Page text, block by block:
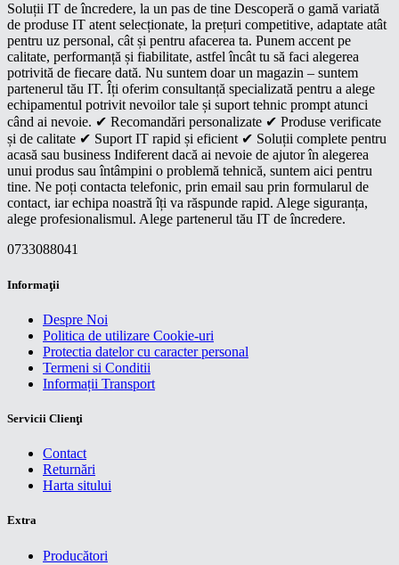
Soluții IT de încredere, la un pas de tine Descoperă o gamă variată
de produse IT atent selecționate, la prețuri competitive, adaptate atât
pentru uz personal, cât și pentru afacerea ta. Punem accent pe
calitate, performanță și fiabilitate, astfel încât tu să faci alegerea
potrivită de fiecare dată. Nu suntem doar un magazin – suntem
partenerul tău IT. Îți oferim consultanță specializată pentru a alege
echipamentul potrivit nevoilor tale și suport tehnic prompt atunci
când ai nevoie. ✔ Recomandări personalizate ✔ Produse verificate
și de calitate ✔ Suport IT rapid și eficient ✔ Soluții complete pentru
acasă sau business Indiferent dacă ai nevoie de ajutor în alegerea
unui produs sau întâmpini o problemă tehnică, suntem aici pentru
tine. Ne poți contacta telefonic, prin email sau prin formularul de
contact, iar echipa noastră îți va răspunde rapid. Alege siguranța,
alege profesionalismul. Alege partenerul tău IT de încredere.
0733088041
Informaţii
Despre Noi
Politica de utilizare Cookie-uri
Protectia datelor cu caracter personal
Termeni si Conditii
Informații Transport
Servicii Clienţi
Contact
Returnări
Harta sitului
Extra
Producători